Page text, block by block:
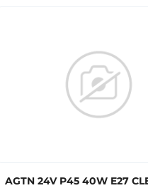
AGTN 24V P45 40W E27